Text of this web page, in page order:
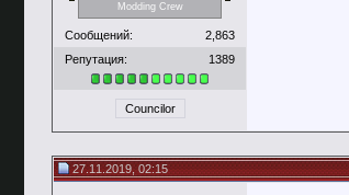
Modding Crew
Сообщений:
2,863
Репутация:
1389
Councilor
27.11.2019, 02:15